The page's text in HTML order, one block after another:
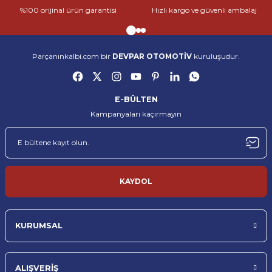
kaliteli hizmet sunmak amacıyla kurulmuş öncü bir e-ticaret
parçaları en uygun fiyatlarla müşterilerimize ulaştırıyoruz.
Yedek parçanın sadece bir ürün değil, aracın kalbi olduğuna inanıyoruz. Bu
nedenle her siparişi, bir aracın yeniden hayata dönmesine katkı sağlayacak
önemli bir adım olarak görüyoruz. Geniş ürün yelpazemiz, uzman
hem de servislerin tüm ihtiyaçlarına çözüm sunuyoruz.
Parçanınkalbi.com, otomotiv yedek parça sektöründe güvenilir, hızlı ve
kaliteli hizmet sunmak amacıyla kurulmuş öncü bir e-ticaret
platformudur. Her marka ve model araca uygun, %100 orijinal yedek
Yedek parçanın sadece bir ürün değil, aracın kalbi olduğuna inanıyoruz. Bu
nedenle her siparişi, bir aracın yeniden hayata dönmesine katkı sağlayacak
%100 orijinal ürün garantisi
Hızlı kargo ve güvenli ambalaj
Parçanınkalbi.com bir DEVPAR OTOMOTİV kuruluşudur.
KURUMSAL
ALIŞVERİŞ
E-BÜLTEN
Kampanyaları kaçırmayın
KAYDOL